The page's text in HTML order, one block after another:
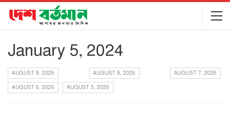
January 5, 2024
AUGUST 9, 2026 AUGUST 8, 2026 AUGUST 7, 2026
AUGUST 6, 2026 AUGUST 5, 2026